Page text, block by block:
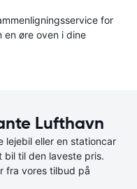
for
øre oven i dine
Lufthavn
lejebil eller en stationcar
bil til den laveste pris.
fra vores tilbud på